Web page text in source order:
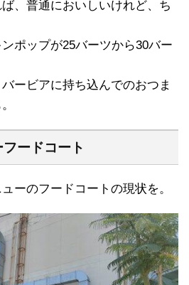
、普通においしいけれど、ち
ポップが25バーツから30バー
ービアに持ち込んでのおつま
ードコート
ーのフードコートの現状を。